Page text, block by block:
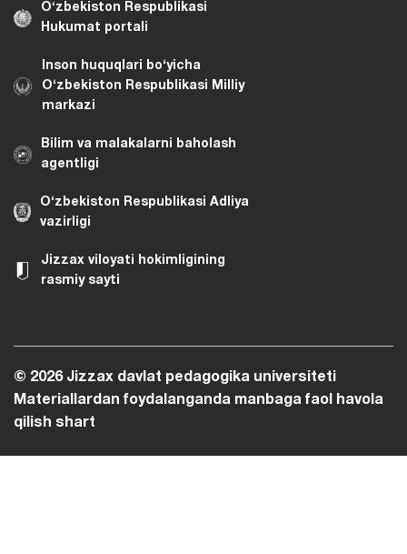
Oʻzbekiston Respublikasi
Hukumat portali
Inson huquqlari bo‘yicha
O‘zbekiston Respublikasi Milliy
markazi
Bilim va malakalarni baholash
agentligi
O‘zbekiston Respublikasi Adliya
vazirligi
Jizzax viloyati hokimligining
rasmiy sayti
© 2026 Jizzax davlat pedagogika universiteti
Materiallardan foydalanganda manbaga faol havola
qilish shart